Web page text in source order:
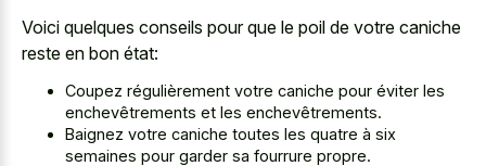
Voici quelques conseils pour que le poil de votre caniche
reste en bon état:
Coupez régulièrement votre caniche pour éviter les
enchevêtrements et les enchevêtrements.
Baignez votre caniche toutes les quatre à six
semaines pour garder sa fourrure propre.